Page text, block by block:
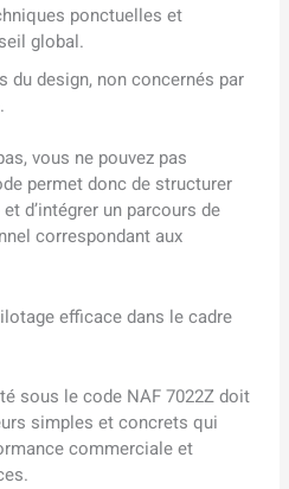
ponctuelles et
global.
du design, non concernés par
vous ne pouvez pas
permet donc de structurer
d’intégrer un parcours de
correspondant aux
efficace dans le cadre
sous le code NAF 7022Z doit
simples et concrets qui
commerciale et